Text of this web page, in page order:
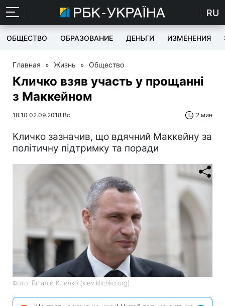
RU
ОБЩЕСТВО ОБРАЗОВАНИЕ ДЕНЬГИ ИЗМЕНЕНИЯ
Главная » Жизнь » Общество
Кличко взяв участь у прощанні
з Маккейном
18:10 02.09.2018 Вс 2 мин
Кличко зазначив, що вдячний Маккейну за
політичну підтримку та поради
Фото: Віталій Кличко (kiev.klichko.org)